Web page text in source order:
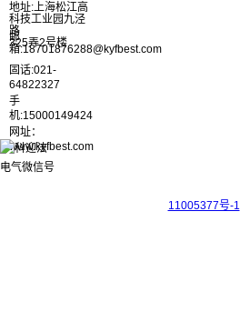
地址:上海松江高
科技工业园九泾
路
325弄2号楼
邮
箱:18701876288@kyfbest.com
固话:021-
64822327
手
机:15000149424
网址：
www.kyfbest.com
11005377号-1